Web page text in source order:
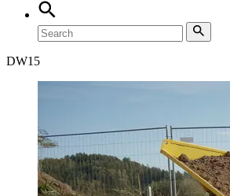
DW15